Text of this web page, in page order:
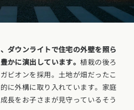
ダウンライトで住宅の外壁を照ら
かに演出しています。植栽の後ろ
ビオンを採用。土地が畑だったこ
に外構に取り入れています。家庭
長をお子さまが見守っているそう
イベント検索 工務店 無料相談